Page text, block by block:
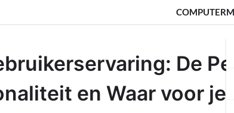
COMPUTER
De
en Waar voor je